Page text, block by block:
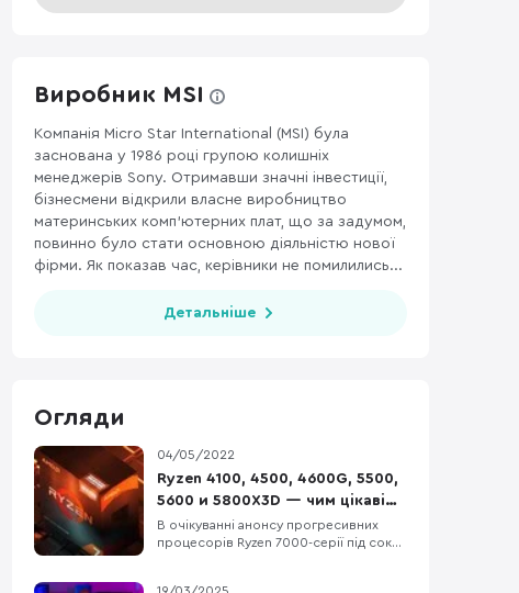
292 ОПЕРАТИВНА ПАМ’ЯТЬ 238 ВІДЕОКАРТИ
Виробник MSI
Компанія Micro Star International (MSI) була
заснована у 1986 році групою колишніх
менеджерів Sony. Отримавши значні інвестиції,
бізнесмени відкрили власне виробництво
материнських комп’ютерних плат, що за задумом,
повинно було стати основною діяльністю нової
фірми. Як показав час, керівники не помилились...
Детальніше
Огляди
04/05/2022
Ryzen 4100, 4500, 4600G, 5500,
5600 и 5800X3D — чим цікаві
нові процесори AMD?
В очікуванні анонсу прогресивних
процесорів Ryzen 7000-серії під сокет